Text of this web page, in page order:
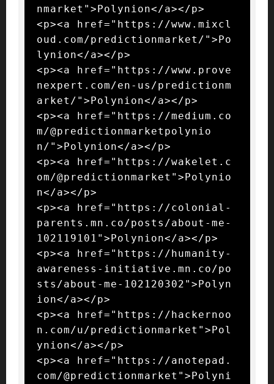
nmarket">Polynion</a></p>
<p><a href="https://www.mixcl
oud.com/predictionmarket/">Po
lynion</a></p>
<p><a href="https://www.prove
nexpert.com/en-us/predictionm
arket/">Polynion</a></p>
<p><a href="https://medium.co
m/@predictionmarketpolynio
n/">Polynion</a></p>
<p><a href="https://wakelet.c
om/@predictionmarket">Polynio
n</a></p>
<p><a href="https://colonial-
parents.mn.co/posts/about-me-
102119101">Polynion</a></p>
<p><a href="https://humanity-
awareness-initiative.mn.co/po
sts/about-me-102120302">Polyn
ion</a></p>
<p><a href="https://hackernoo
n.com/u/predictionmarket">Pol
ynion</a></p>
<p><a href="https://anotepad.
com/@predictionmarket">Polyni